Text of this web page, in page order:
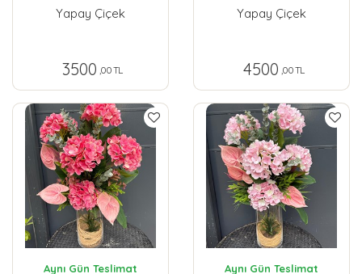
Yapay Çiçek
3500 ,00 TL
Yapay Çiçek
4500 ,00 TL
Aynı Gün Teslimat Aynı Gün Teslimat